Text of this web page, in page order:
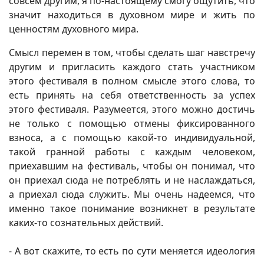
значит находиться в духовном мире и жить по
ценностям духовного мира.
Смысл перемен в том, чтобы сделать шаг навстречу
другим и пригласить каждого стать участником
этого фестиваля в полном смысле этого слова, то
есть принять на себя ответственность за успех
этого фестиваля. Разумеется, этого можно достичь
не только с помощью отмены фиксированного
взноса, а с помощью какой-то индивидуальной,
такой гранной работы с каждым человеком,
приехавшим на фестиваль, чтобы он понимал, что
он приехал сюда не потреблять и не наслаждаться,
а приехал сюда служить. Мы очень надеемся, что
именно такое понимание возникнет в результате
каких-то сознательных действий.
- А вот скажите, то есть по сути меняется идеология